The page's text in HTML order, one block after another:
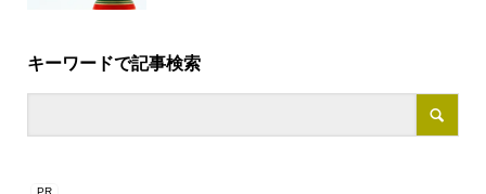
キーワードで記事検索